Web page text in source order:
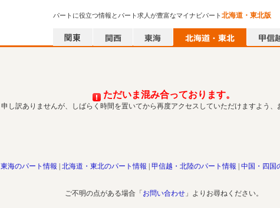
パートに役立つ情報とパート求人が豊富なマイナビパート北海道・東北版
ただいま混み合っております。
申し訳ありませんが、しばらく時間を置いてから再度アクセスしていただけますよう、
東海のパート情報 北海道・東北のパート情報 甲信越・北陸のパート情報 中国・四国
ご不明の点がある場合「 お問い合わせ 」よりお尋ねください。